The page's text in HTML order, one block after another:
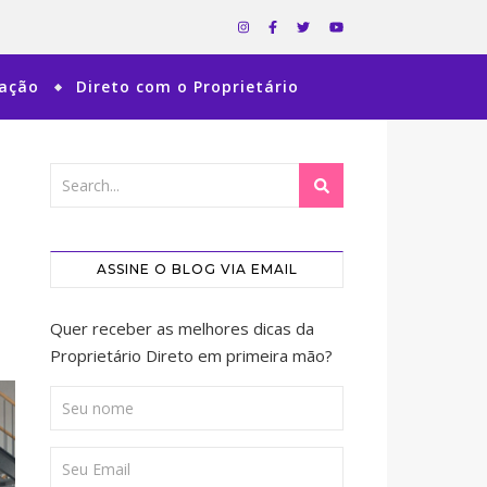
Direto com o Proprietário
ASSINE O BLOG VIA EMAIL
Quer receber as melhores dicas da
Proprietário Direto em primeira mão?